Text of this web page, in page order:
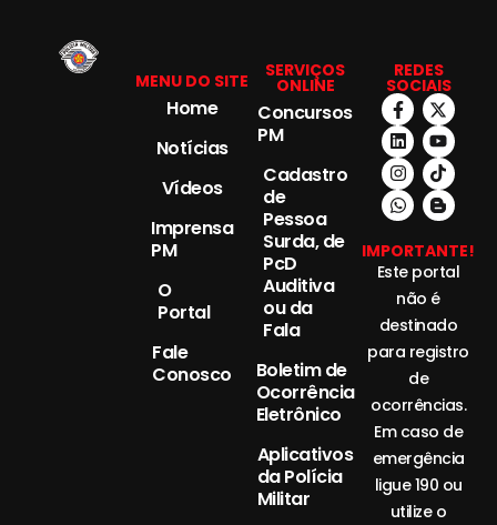
MENU DO SITE
Home
Notícias
Vídeos
Imprensa
PM
O
Portal
Fale
Conosco
SERVIÇOS
ONLINE
Concursos
PM
Cadastro
de
Pessoa
Surda, de
PcD
Auditiva
ou da
Fala
Boletim de
Ocorrência
Eletrônico
Aplicativos
da Polícia
Militar
REDES
SOCIAIS
IMPORTANTE!
Este portal
não é
destinado
para registro
de
ocorrências.
Em caso de
emergência
ligue 190 ou
utilize o